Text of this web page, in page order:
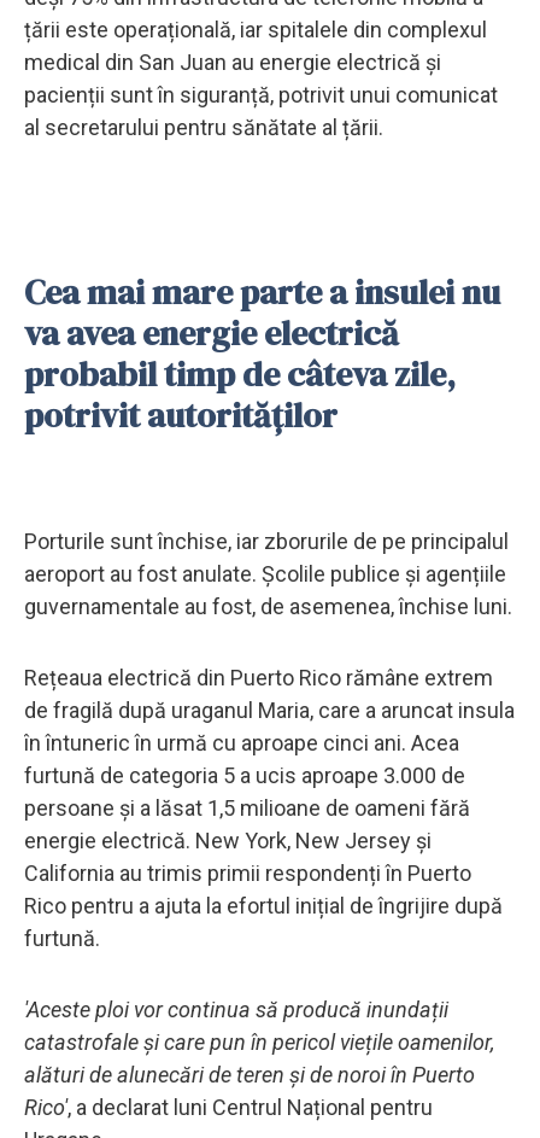
țării este operațională, iar spitalele din complexul
medical din San Juan au energie electrică și
pacienții sunt în siguranță, potrivit unui comunicat
al secretarului pentru sănătate al țării.
Cea mai mare parte a insulei nu
va avea energie electrică
probabil timp de câteva zile,
potrivit autorităților
Porturile sunt închise, iar zborurile de pe principalul
aeroport au fost anulate. Școlile publice și agențiile
guvernamentale au fost, de asemenea, închise luni.
Rețeaua electrică din Puerto Rico rămâne extrem
de fragilă după uraganul Maria, care a aruncat insula
în întuneric în urmă cu aproape cinci ani. Acea
furtună de categoria 5 a ucis aproape 3.000 de
persoane și a lăsat 1,5 milioane de oameni fără
energie electrică. New York, New Jersey și
California au trimis primii respondenți în Puerto
Rico pentru a ajuta la efortul inițial de îngrijire după
furtună.
'Aceste ploi vor continua să producă inundații
catastrofale și care pun în pericol viețile oamenilor,
alături de alunecări de teren și de noroi în Puerto
Rico', a declarat luni Centrul Național pentru